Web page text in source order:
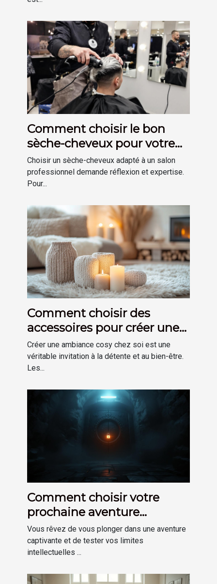
Comment choisir le bon
sèche-cheveux pour votre
salon ?
Choisir un sèche-cheveux adapté à un salon
professionnel demande réflexion et expertise.
Pour...
Comment choisir des
accessoires pour créer une
ambiance cosy chez soi
Créer une ambiance cosy chez soi est une
véritable invitation à la détente et au bien-être.
Les...
Comment choisir votre
prochaine aventure
d'escape game immersive
Vous rêvez de vous plonger dans une aventure
captivante et de tester vos limites
intellectuelles ...